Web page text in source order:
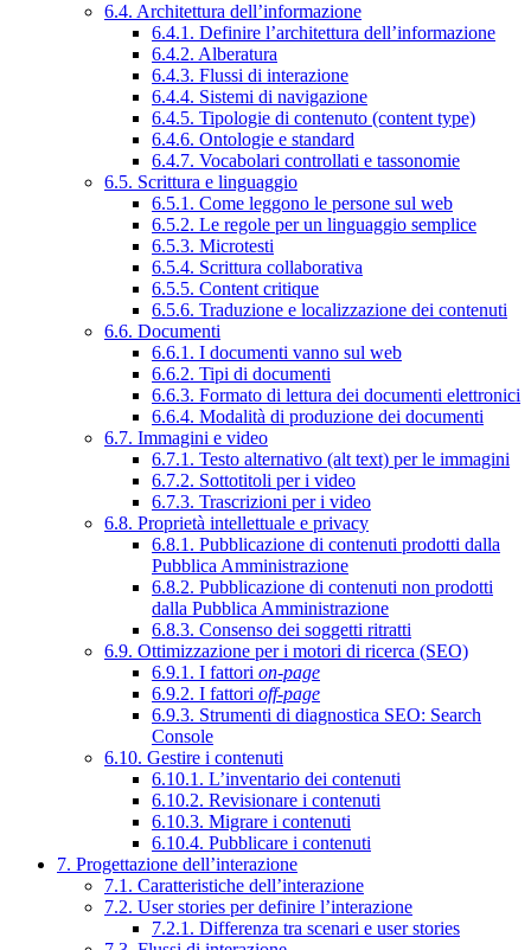
6.4. Architettura dell’informazione
6.4.1. Definire l’architettura dell’informazione
6.4.2. Alberatura
6.4.3. Flussi di interazione
6.4.4. Sistemi di navigazione
6.4.5. Tipologie di contenuto (content type)
6.4.6. Ontologie e standard
6.4.7. Vocabolari controllati e tassonomie
6.5. Scrittura e linguaggio
6.5.1. Come leggono le persone sul web
6.5.2. Le regole per un linguaggio semplice
6.5.3. Microtesti
6.5.4. Scrittura collaborativa
6.5.5. Content critique
6.5.6. Traduzione e localizzazione dei contenuti
6.6. Documenti
6.6.1. I documenti vanno sul web
6.6.2. Tipi di documenti
6.6.3. Formato di lettura dei documenti elettronici
6.6.4. Modalità di produzione dei documenti
6.7. Immagini e video
6.7.1. Testo alternativo (alt text) per le immagini
6.7.2. Sottotitoli per i video
6.7.3. Trascrizioni per i video
6.8. Proprietà intellettuale e privacy
6.8.1. Pubblicazione di contenuti prodotti dalla
Pubblica Amministrazione
6.8.2. Pubblicazione di contenuti non prodotti
dalla Pubblica Amministrazione
6.8.3. Consenso dei soggetti ritratti
6.9. Ottimizzazione per i motori di ricerca (SEO)
6.9.1. I fattori on-page
6.9.2. I fattori off-page
6.9.3. Strumenti di diagnostica SEO: Search
Console
6.10. Gestire i contenuti
6.10.1. L’inventario dei contenuti
6.10.2. Revisionare i contenuti
6.10.3. Migrare i contenuti
6.10.4. Pubblicare i contenuti
7. Progettazione dell’interazione
7.1. Caratteristiche dell’interazione
7.2. User stories per definire l’interazione
7.2.1. Differenza tra scenari e user stories